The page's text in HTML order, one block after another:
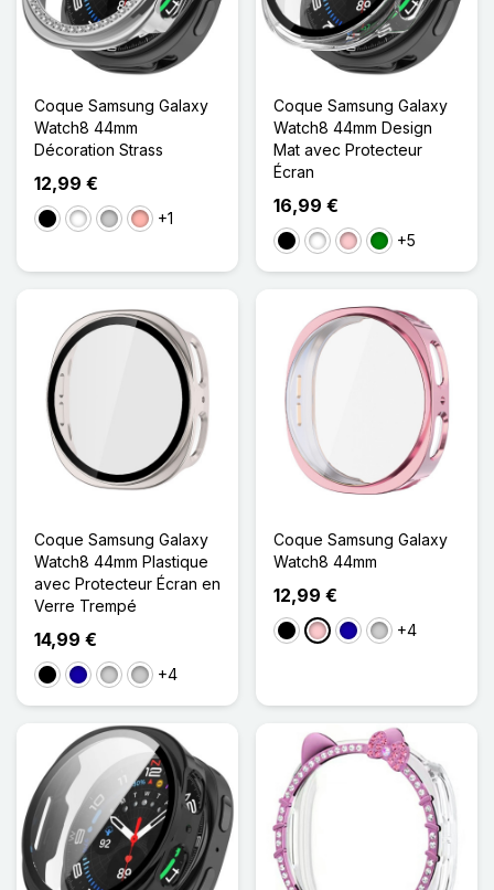
Coque Samsung Galaxy
Watch8 44mm
Décoration Strass
12,99 €
NoirBlancTransparent
Or Rose
+1
Coque Samsung Galaxy
Watch8 44mm Design
Mat avec Protecteur
Écran
16,99 €
NoirBlancRoseVert+5
Coque Samsung Galaxy
Watch8 44mm Plastique
avec Protecteur Écran en
Verre Trempé
14,99 €
NoirBleu Foncé
ArgentéTransparent
+4
Coque Samsung Galaxy
Watch8 44mm
12,99 €
NoirRoseBleu Foncé
Argenté
+4